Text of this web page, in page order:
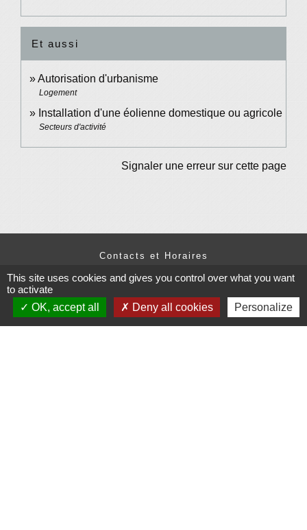
Et aussi
Autorisation d'urbanisme
Logement
Installation d'une éolienne domestique ou agricole
Secteurs d'activité
Signaler une erreur sur cette page
Contacts et Horaires
Commune de Grésy-sur-Isère
73460 Grésy-sur-Isère - FRANCE
+33 4 79 37 91 94
This site uses cookies and gives you control over what you want
to activate
OK, accept all
Deny all cookies Personalize